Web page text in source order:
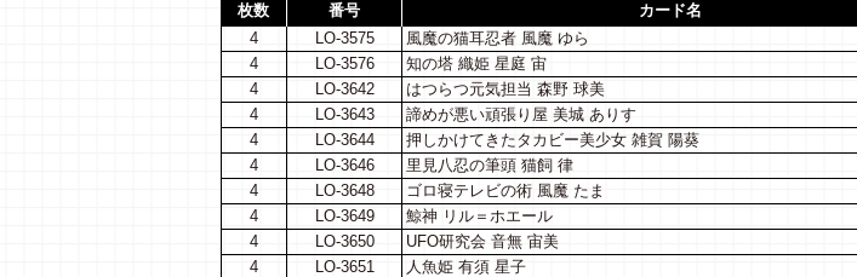
枚数 番号 カード名
4
LO-3575 風魔の猫耳忍者 風魔 ゆら
4
LO-3576 知の塔 織姫 星庭 宙
4
LO-3642 はつらつ元気担当 森野 球美
4
LO-3643 諦めが悪い頑張り屋 美城 ありす
4
LO-3644 押しかけてきたタカビー美少女 雑賀 陽葵
4
LO-3646 里見八忍の筆頭 猫飼 律
4
LO-3648 ゴロ寝テレビの術 風魔 たま
4
LO-3649 鯨神 リル＝ホエール
4
LO-3650 UFO研究会 音無 宙美
4
LO-3651 人魚姫 有須 星子